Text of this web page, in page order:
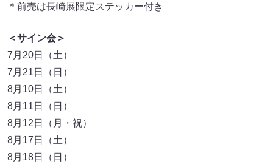
＊前売は長崎展限定ステッカー付き
＜サイン会＞
7月20日（土）
7月21日（日）
8月10日（土）
8月11日（日）
8月12日（月・祝）
8月17日（土）
8月18日（日）